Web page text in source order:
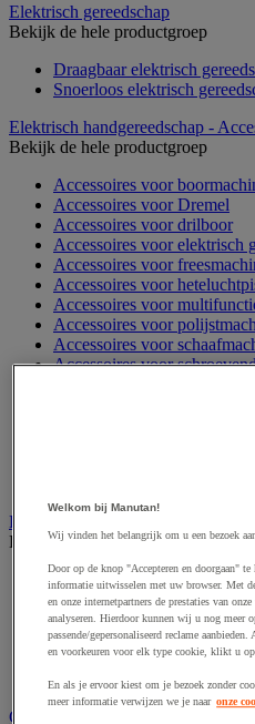
Elektrisch gereedschap
Bekijk de hele productgroep
Draagbaar elektrisch
Snoerloos elektrisch
Elektrisch handgereedschap -
Bekijk de hele productgroep
Accessoires voor
Accessoires voor Dremel
Accessoires voor drilboor
Accessoires voor elektrisch
Accessoires voor
Accessoires voor
Accessoires voor
Accessoires voor
Accessoires voor
Accessoires voor
Elektrische toebehoren en
Bekijk de hele productgroep
Accessoires voor elektrisch
Batterij, oplader en kabel
Elektrische kabel
Elektrische uitrusting
Verlengsnoer, stekkerdoos
Wandcontactdoos en
Gereedschap opbergen
Welkom bij Manutan!
Wij vinden het belangrijk om u een bezoek
Door op de knop "Accepteren en doorgaan"
informatie uitwisselen met uw browser. Met
en onze internetpartners de prestaties van
analyseren. Hierdoor kunnen wij u nog meer
passende/gepersonaliseerd reclame
en voorkeuren voor elk type cookie, klikt u
En als je ervoor kiest om je bezoek zonder
meer informatie verwijzen we je naar onze